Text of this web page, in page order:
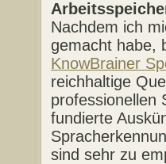
Nachdem ich
gemacht habe,
KnowBrainer
reichhaltige
professionellen
fundierte
sind sehr zu